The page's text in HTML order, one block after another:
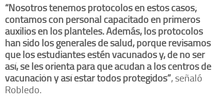
“Nosotros tenemos protocolos en estos casos;
contamos con personal capacitado en primeros
auxilios en los planteles. Además, los protocolos
han sido los generales de salud, porque revisamos
que los estudiantes estén vacunados y, de no ser
así, se les orienta para que acudan a los centros de
vacunación y así estar todos protegidos”, señaló
Robledo.